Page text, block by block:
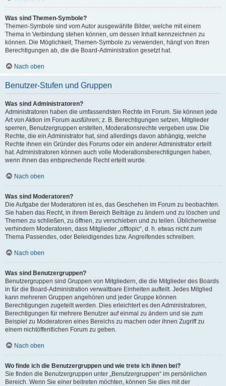
Was sind Themen-Symbole?
Themen-Symbole sind vom Autor ausgewählte Bilder, welche mit einem
Thema in Verbindung stehen können, um dessen Inhalt kennzeichnen zu
können. Die Möglichkeit, Themen-Symbole zu verwenden, hängt von Ihren
Berechtigungen ab, die die Board-Administration gesetzt hat.
Nach oben
Benutzer-Stufen und Gruppen
Was sind Administratoren?
Administratoren haben die umfassendsten Rechte im Forum. Sie können jede
Art von Aktion im Forum ausführen; z. B. Berechtigungen setzen, Mitglieder
sperren, Benutzergruppen erstellen, Moderationsrechte vergeben usw. Die
Rechte, die ein Administrator hat, sind allerdings davon abhängig, welche
Rechte ihnen ein Gründer des Forums oder ein anderer Administrator erteilt
hat. Administratoren können auch volle Moderationsberechtigungen haben,
wenn ihnen das entsprechende Recht erteilt wurde.
Nach oben
Was sind Moderatoren?
Die Aufgabe der Moderatoren ist es, das Geschehen im Forum zu beobachten.
Sie haben das Recht, in ihrem Bereich Beiträge zu ändern und zu löschen und
Themen zu schließen, zu öffnen, zu verschieben und zu teilen. Üblicherweise
verhindern Moderatoren, dass Mitglieder „offtopic“, d. h. etwas nicht zum
Thema Passendes, oder Beleidigendes bzw. Angreifendes schreiben.
Nach oben
Was sind Benutzergruppen?
Benutzergruppen sind Gruppen von Mitgliedern, die die Mitglieder des Boards
in für die Board-Administration verwaltbare Einheiten aufteilt. Jedes Mitglied
kann mehreren Gruppen angehören und jeder Gruppe können
Berechtigungen zugeteilt werden. Dies erleichtert es den Administratoren,
Berechtigungen für mehrere Benutzer auf einmal zu ändern und sie zum
Beispiel zu Moderatoren eines Bereichs zu machen oder ihnen Zugriff zu
einem nichtöffentlichen Forum zu geben.
Nach oben
Wo finde ich die Benutzergruppen und wie trete ich ihnen bei?
Sie finden die Benutzergruppen unter „Benutzergruppen“ im persönlichen
Bereich. Wenn Sie einer beitreten möchten, können Sie dies mit der